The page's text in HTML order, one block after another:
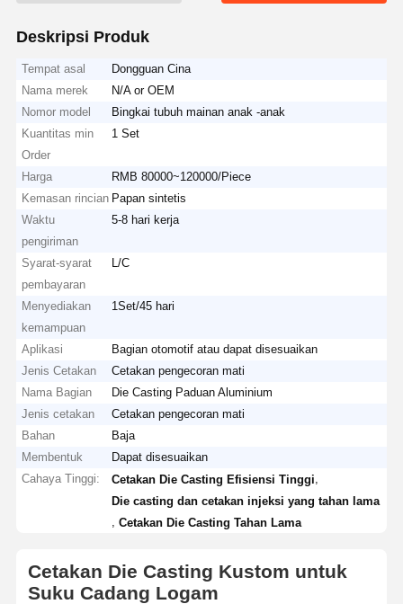
Deskripsi Produk
Tempat asal
Dongguan Cina
Nama merek
N/A or OEM
Nomor model
Bingkai tubuh mainan anak -anak
Kuantitas min
Order
1 Set
Harga
RMB 80000~120000/Piece
Kemasan rincian Papan sintetis
Waktu
pengiriman
5-8 hari kerja
Syarat-syarat
pembayaran
L/C
Menyediakan
kemampuan
1Set/45 hari
Aplikasi
Bagian otomotif atau dapat disesuaikan
Jenis Cetakan
Cetakan pengecoran mati
Nama Bagian
Die Casting Paduan Aluminium
Jenis cetakan
Cetakan pengecoran mati
Bahan
Baja
Membentuk
Dapat disesuaikan
Cahaya Tinggi:
Cetakan Die Casting Efisiensi Tinggi
Die casting dan cetakan injeksi yang tahan lama
,Cetakan Die Casting Tahan Lama
Cetakan Die Casting Kustom untuk
Suku Cadang Logam